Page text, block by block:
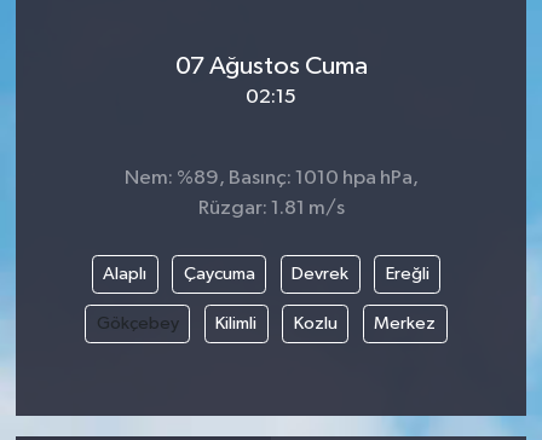
07 Ağustos Cuma
02:15
Nem: %89, Basınç: 1010 hpa hPa,
Rüzgar: 1.81 m/s
Alaplı Çaycuma Devrek Ereğli
Gökçebey Kilimli Kozlu Merkez